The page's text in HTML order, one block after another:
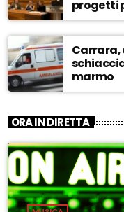
progetti
museale
Carrara,
marmo
ORA IN DIRETTA